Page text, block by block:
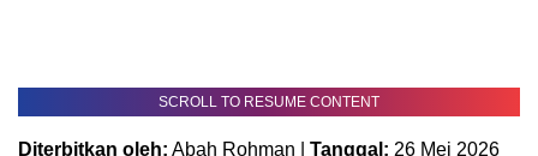
SCROLL TO RESUME CONTENT
Diterbitkan oleh: Abah Rohman | Tanggal: 26 Mei 2026